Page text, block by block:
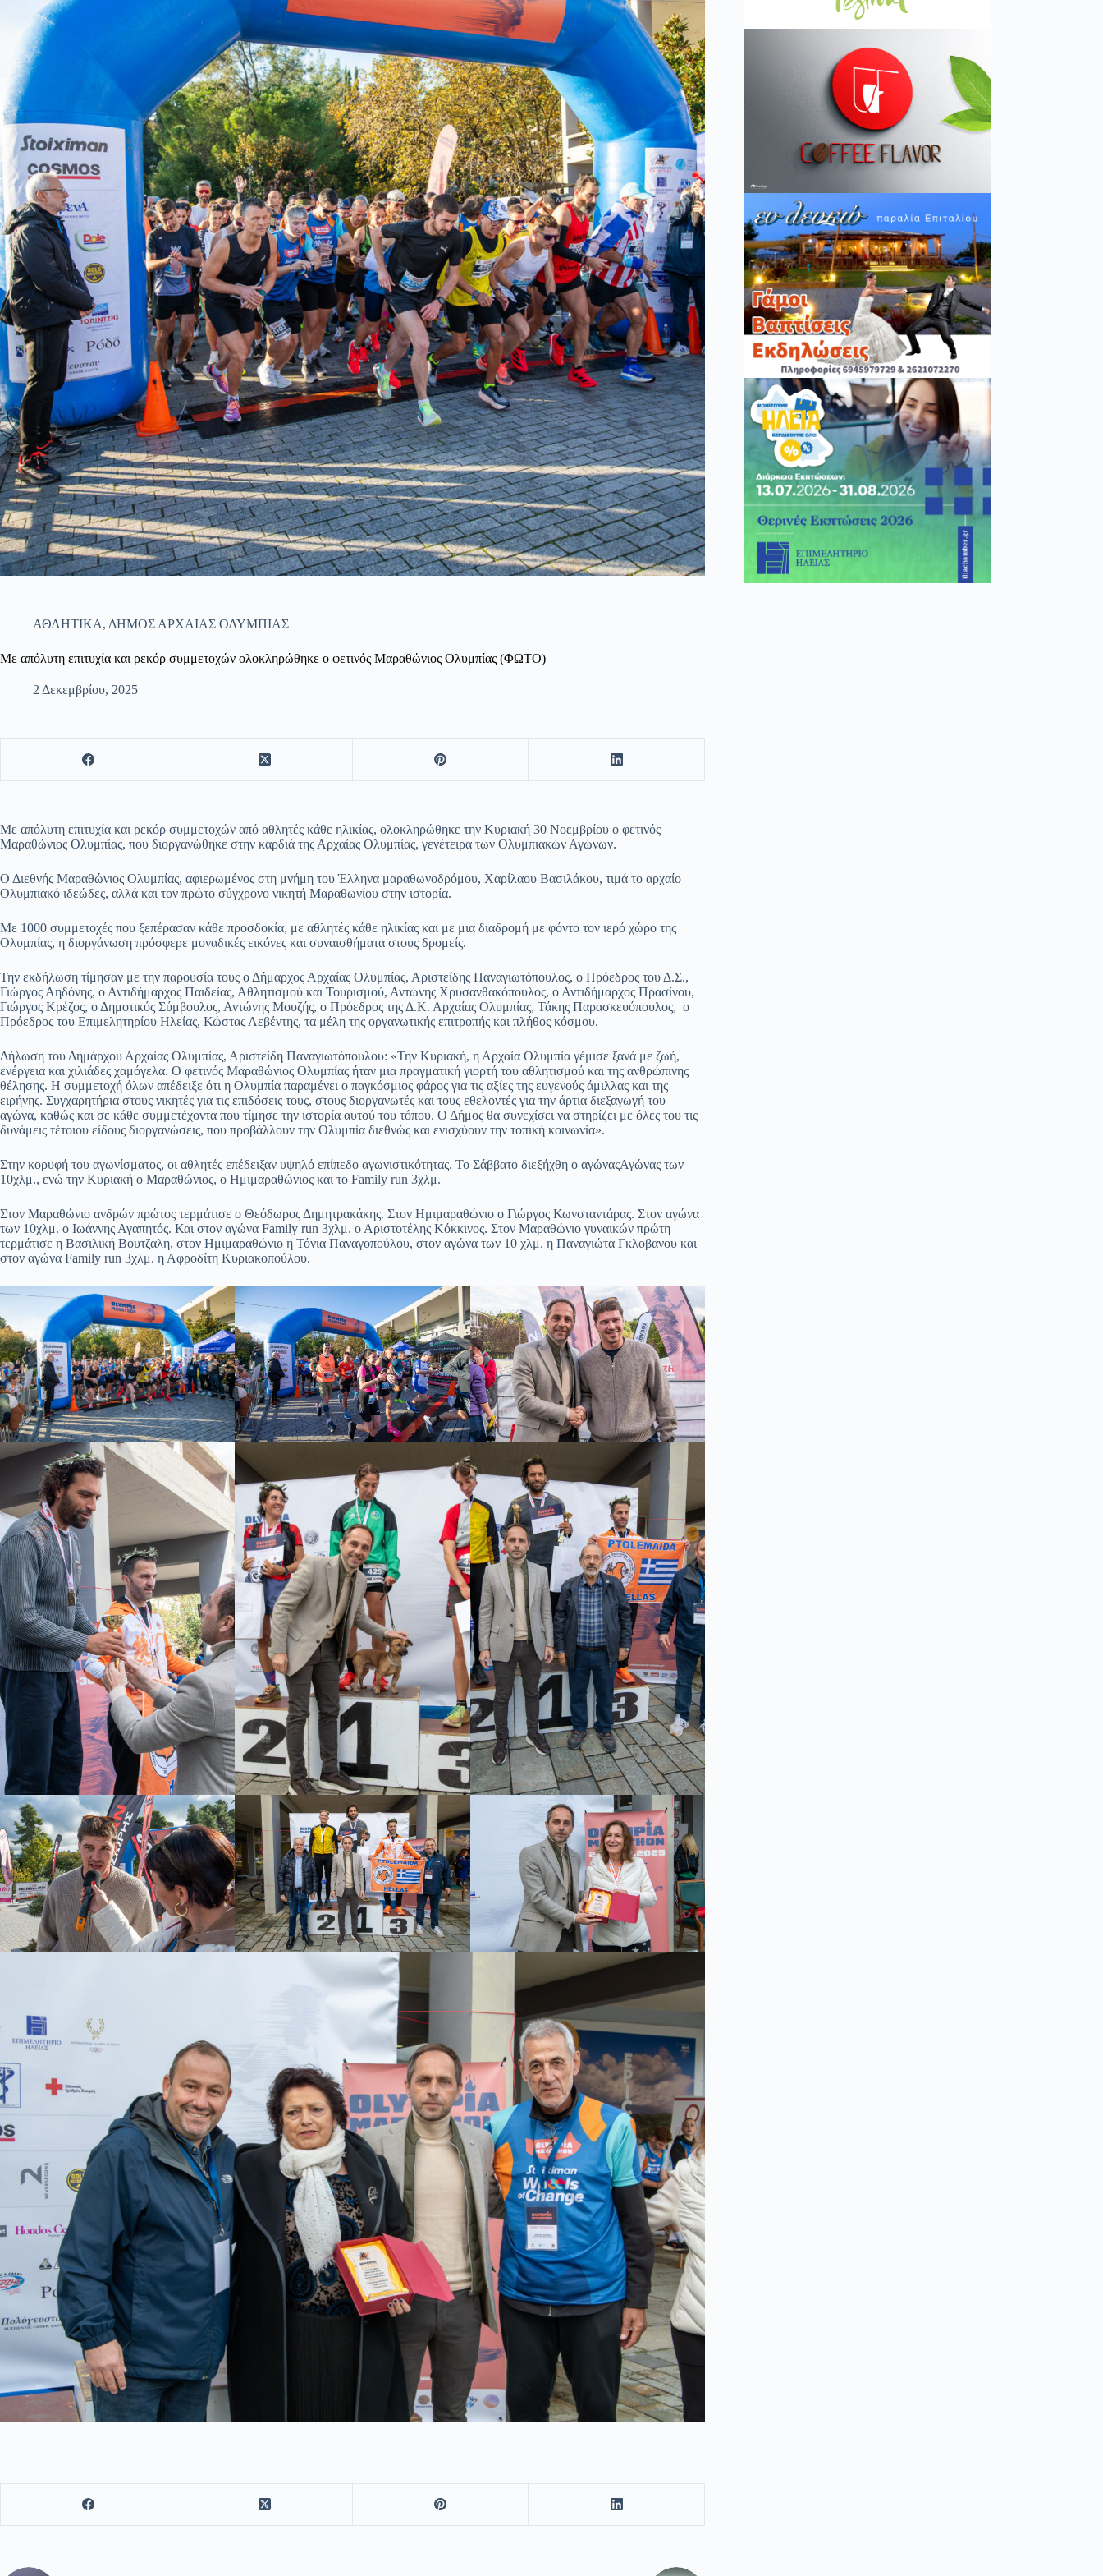
ΑΘΛΗΤΙΚΑ, ΔΗΜΟΣ ΑΡΧΑΙΑΣ ΟΛΥΜΠΙΑΣ
Με απόλυτη επιτυχία και ρεκόρ συμμετοχών ολοκληρώθηκε ο φετινός Μαραθώνιος Ολυμπίας (ΦΩΤΟ)
2 Δεκεμβρίου, 2025
Με απόλυτη επιτυχία και ρεκόρ συμμετοχών από αθλητές κάθε ηλικίας, ολοκληρώθηκε την Κυριακή 30 Νοεμβρίου ο φετινός
Μαραθώνιος Ολυμπίας, που διοργανώθηκε στην καρδιά της Αρχαίας Ολυμπίας, γενέτειρα των Ολυμπιακών Αγώνων.
Ο Διεθνής Μαραθώνιος Ολυμπίας, αφιερωμένος στη μνήμη του Έλληνα μαραθωνοδρόμου, Χαρίλαου Βασιλάκου, τιμά το αρχαίο
Ολυμπιακό ιδεώδες, αλλά και τον πρώτο σύγχρονο νικητή Μαραθωνίου στην ιστορία.
Με 1000 συμμετοχές που ξεπέρασαν κάθε προσδοκία, με αθλητές κάθε ηλικίας και με μια διαδρομή με φόντο τον ιερό χώρο της
Ολυμπίας, η διοργάνωση πρόσφερε μοναδικές εικόνες και συναισθήματα στους δρομείς.
Την εκδήλωση τίμησαν με την παρουσία τους ο Δήμαρχος Αρχαίας Ολυμπίας, Αριστείδης Παναγιωτόπουλος, ο Πρόεδρος του Δ.Σ.,
Γιώργος Αηδόνης, ο Αντιδήμαρχος Παιδείας, Αθλητισμού και Τουρισμού, Αντώνης Χρυσανθακόπουλος, ο Αντιδήμαρχος Πρασίνου,
Γιώργος Κρέζος, ο Δημοτικός Σύμβουλος, Αντώνης Μουζής, ο Πρόεδρος της Δ.Κ. Αρχαίας Ολυμπίας, Τάκης Παρασκευόπουλος, ο
Πρόεδρος του Επιμελητηρίου Ηλείας, Κώστας Λεβέντης, τα μέλη της οργανωτικής επιτροπής και πλήθος κόσμου.
Δήλωση του Δημάρχου Αρχαίας Ολυμπίας, Αριστείδη Παναγιωτόπουλου: «Την Κυριακή, η Αρχαία Ολυμπία γέμισε ξανά με ζωή,
ενέργεια και χιλιάδες χαμόγελα. Ο φετινός Μαραθώνιος Ολυμπίας ήταν μια πραγματική γιορτή του αθλητισμού και της ανθρώπινης
θέλησης. Η συμμετοχή όλων απέδειξε ότι η Ολυμπία παραμένει ο παγκόσμιος φάρος για τις αξίες της ευγενούς άμιλλας και της
ειρήνης. Συγχαρητήρια στους νικητές για τις επιδόσεις τους, στους διοργανωτές και τους εθελοντές για την άρτια διεξαγωγή του
αγώνα, καθώς και σε κάθε συμμετέχοντα που τίμησε την ιστορία αυτού του τόπου. Ο Δήμος θα συνεχίσει να στηρίζει με όλες του τις
δυνάμεις τέτοιου είδους διοργανώσεις, που προβάλλουν την Ολυμπία διεθνώς και ενισχύουν την τοπική κοινωνία».
Στην κορυφή του αγωνίσματος, οι αθλητές επέδειξαν υψηλό επίπεδο αγωνιστικότητας. Το Σάββατο διεξήχθη ο αγώναςΑγώνας των
10χλμ., ενώ την Κυριακή ο Μαραθώνιος, ο Ημιμαραθώνιος και το Family run 3χλμ.
Στον Μαραθώνιο ανδρών πρώτος τερμάτισε ο Θεόδωρος Δημητρακάκης. Στον Ημιμαραθώνιο ο Γιώργος Κωνσταντάρας. Στον αγώνα
των 10χλμ. ο Ιωάννης Αγαπητός. Και στον αγώνα Family run 3χλμ. ο Αριστοτέλης Κόκκινος. Στον Μαραθώνιο γυναικών πρώτη
τερμάτισε η Βασιλική Βουτζαλη, στον Ημιμαραθώνιο η Τόνια Παναγοπούλου, στον αγώνα των 10 χλμ. η Παναγιώτα Γκλοβανου και
στον αγώνα Family run 3χλμ. η Αφροδίτη Κυριακοπούλου.